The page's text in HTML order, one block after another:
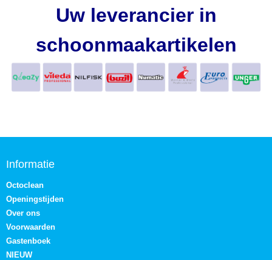
Uw leverancier in
schoonmaakartikelen
Informatie
Octoclean
Openingstijden
Over ons
Voorwaarden
Gastenboek
NIEUW